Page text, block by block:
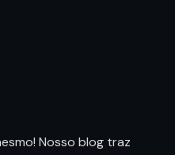
Nosso blog traz